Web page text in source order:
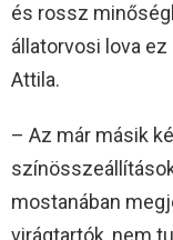
és rossz
állatorvosi lova
Attila.
– Az már másik
mostanában